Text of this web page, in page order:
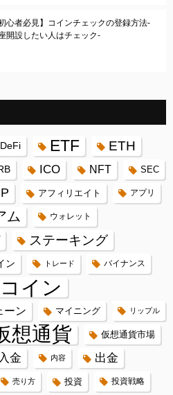
初心者必見】コインチェックの登録方法-
開設したい人はチェック-
DeFi ETF ETH
ICO NFT SEC
アフィリエイト アプリ
ム ウォレット
ステーキング
ン トレード バイナンス
イン
ーン マイニング リップル
想通貨 仮想通貨市場
入金 内容 出金
売り方 投資 投資戦略